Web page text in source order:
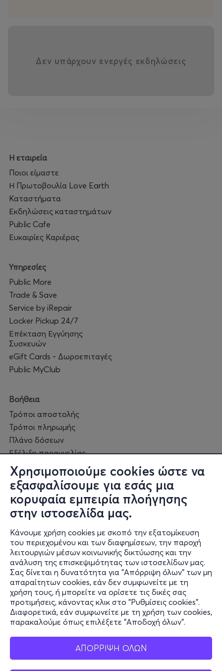
Χρησιμοποιούμε cookies ώστε να
εξασφαλίσουμε για εσάς μια
κορυφαία εμπειρία πλοήγησης
στην ιστοσελίδα μας.
Κάνουμε χρήση cookies με σκοπό την εξατομίκευση
του περιεχομένου και των διαφημίσεων, την παροχή
λειτουργιών μέσων κοινωνικής δικτύωσης και την
ανάλυση της επισκεψιμότητας των ιστοσελίδων μας.
Σας δίνεται η δυνατότητα για "Απόρριψη όλων" των μη
απαραίτητων cookies, εάν δεν συμφωνείτε με τη
χρήση τους, ή μπορείτε να ορίσετε τις δικές σας
προτιμήσεις, κάνοντας κλικ στο "Ρυθμίσεις cookies".
Διαφορετικά, εάν συμφωνείτε με τη χρήση των cookies,
παρακαλούμε όπως επιλέξετε "Αποδοχή όλων".
ΑΠΟΡΡΙΨΗ ΟΛΩΝ
Δεν υπάρχουν ενεργές εκδηλώσεις
Η εταιρεία
Ποιοι είμαστε
Η Πρωτοβουλία Love Earth
Καταστήματα
Εκδηλώσεις καταστημάτων
Public Cafe
Ευκαιρίες Καριέρας
Υπηρεσίες
Public More
Trade & Save
Service by iRepair
Locker Pickup 24/7
Επέκταση Εγγύησης
Συσκευών
eGift Cards - Δωροεπιταγές
Public MyClub
Βοήθεια
Τρόποι αποστολής
Τρόποι πληρωμής
Πλάνο δόσεων
Εξέλιξη παραγγελίας
Πορεία επισκευής
Συχνές ερωτήσεις και
επικοινωνία
Ο online κόσμος μας
Public GR
Public CY
Publicbusiness.gr
Public + home
Book Friends
Public Blog
Η Spotify Λίστα μας